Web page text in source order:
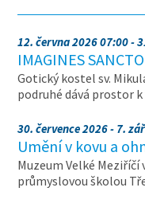
12. června 2026 07:00 -
IMAGINES
Gotický kostel sv.
podruhé dává prostor
30. července 2026 - 7.
Umění v kovu a
Muzeum Velké
průmyslovou školou